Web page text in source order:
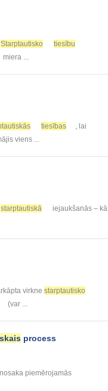
Starptautisko
tiesību
miera ...
tiesības
, lai
viens ...
starptautiskā
iejaukšanās – kā
virkne starptautisko
(var ...
process
piemērojamās